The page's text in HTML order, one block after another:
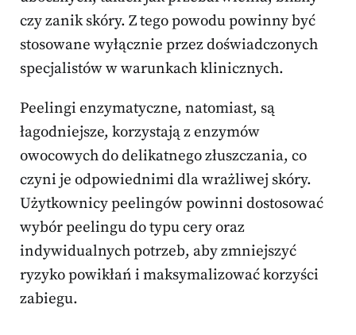
czy zanik skóry. Z tego powodu powinny być
stosowane wyłącznie przez doświadczonych
specjalistów w warunkach klinicznych.
Peelingi enzymatyczne, natomiast, są
łagodniejsze, korzystają z enzymów
owocowych do delikatnego złuszczania, co
czyni je odpowiednimi dla wrażliwej skóry.
Użytkownicy peelingów powinni dostosować
wybór peelingu do typu cery oraz
indywidualnych potrzeb, aby zmniejszyć
ryzyko powikłań i maksymalizować korzyści
zabiegu.